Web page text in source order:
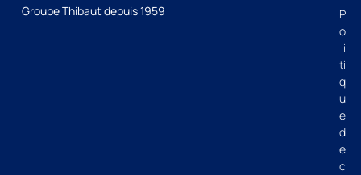
Groupe Thibaut depuis 1959
P
o
li
ti
q
u
e
d
e
c